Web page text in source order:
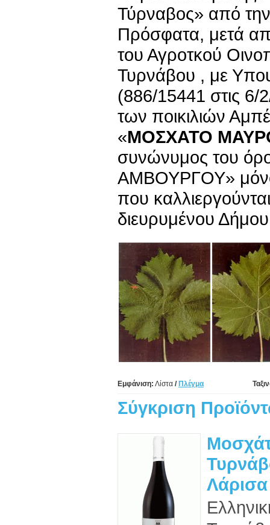
Τύρναβος» από την
Πρόσφατα, μετά
του Αγροτκού
Τυρνάβου , με
(886/15441 στις 6/
των ποικιλιών
«ΜΟΣΧΑΤΟ
συνώνυμος του
ΑΜΒΟΥΡΓΟΥ»
που
διευρυμένου
Εμφάνιση: Λίστα / Πλέγμα
Σύγκριση